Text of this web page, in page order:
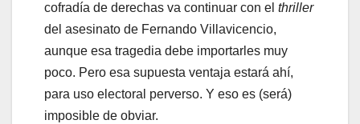
cofradía de derechas va continuar con el thriller
del asesinato de Fernando Villavicencio,
aunque esa tragedia debe importarles muy
poco. Pero esa supuesta ventaja estará ahí,
para uso electoral perverso. Y eso es (será)
imposible de obviar.